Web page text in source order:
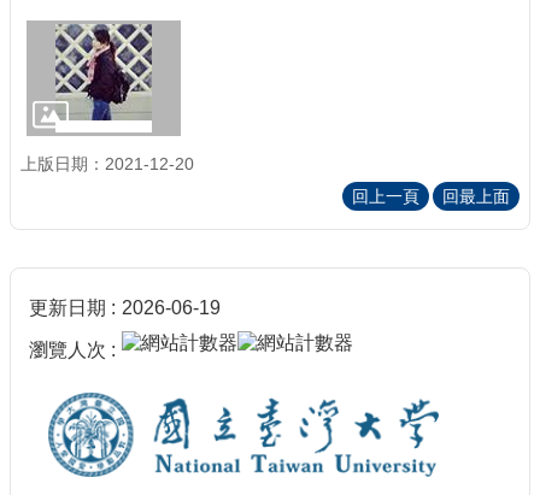
上版日期：2021-12-20
回上一頁
回最上面
更新日期 2026-06-19
瀏覽人次